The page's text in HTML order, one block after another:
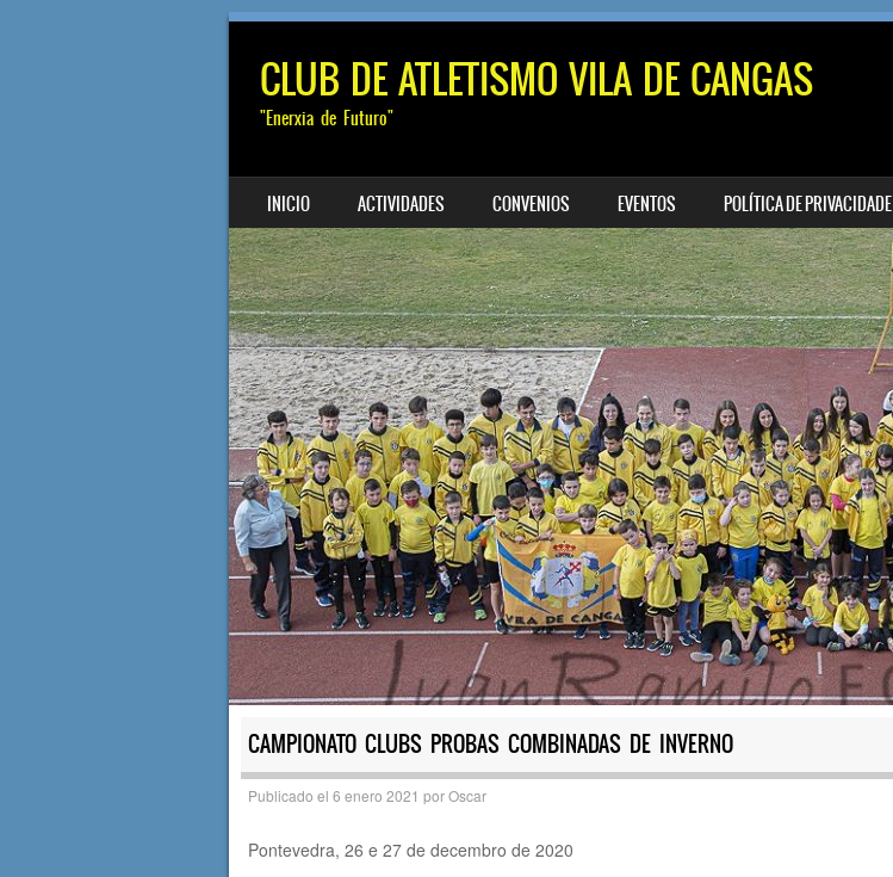
CLUB DE ATLETISMO VILA DE CANGAS
"Enerxia de Futuro"
MENÚ
SALTAR AL CONTENIDO
INICIO ACTIVIDADES CONVENIOS EVENTOS POLÍTICA DE PRIVACIDADE
CAMPIONATO CLUBS PROBAS COMBINADAS DE INVERNO
Publicado el 6 enero 2021 porOscar
Pontevedra, 26 e 27 de decembro de 2020